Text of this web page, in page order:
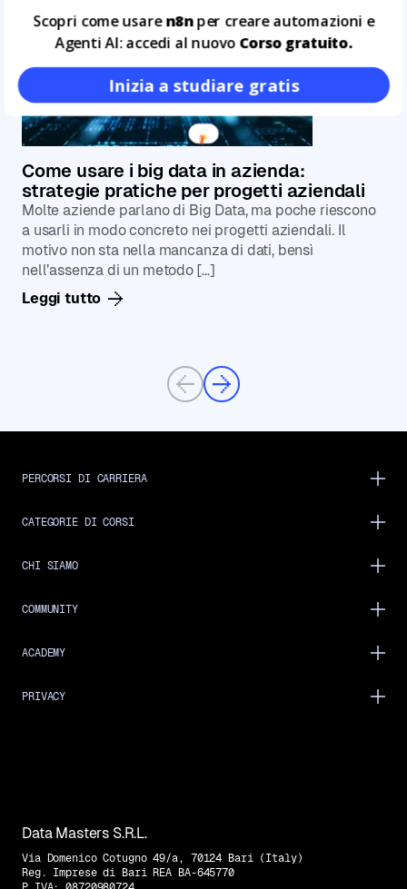
Come usare i big data in azienda:
strategie pratiche per progetti aziendali
Molte aziende parlano di Big Data, ma poche riescono
a usarli in modo concreto nei progetti aziendali. Il
motivo non sta nella mancanza di dati, bensì
nell’assenza di un metodo […]
Leggi tutto
Previous
Next
PERCORSI DI CARRIERA
CATEGORIE DI CORSI
CHI SIAMO
COMMUNITY
ACADEMY
PRIVACY
Data Masters S.R.L.
Via Domenico Cotugno 49/a, 70124 Bari (Italy)
Reg. Imprese di Bari REA BA-645770
Scopri come usaren8nper creare automazioni e
Agenti AI: accedi al nuovo Corso gratuito.
Inizia a studiare gratis